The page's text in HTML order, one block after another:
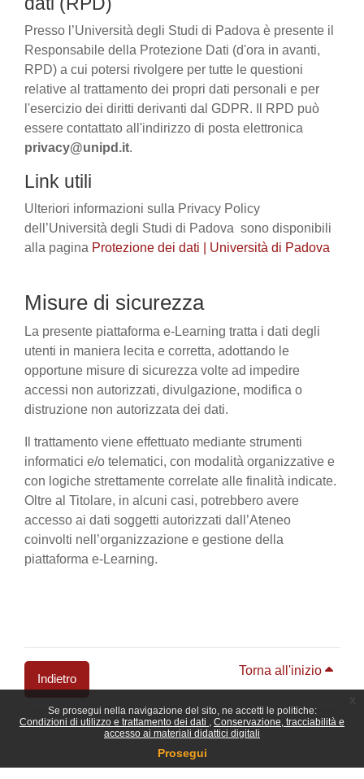
Se prosegui nella navigazione del sito, ne accetti le politiche:
Condizioni di utilizzo e trattamento dei dati
Conservazione, tracciabilità e
accesso ai materiali didattici digitali
Prosegui
Presso l’Università degli Studi di Padova è presente il
Responsabile della Protezione Dati (d'ora in avanti,
RPD) a cui potersi rivolgere per tutte le questioni
relative al trattamento dei propri dati personali e per
l'esercizio dei diritti derivanti dal GDPR. Il RPD può
essere contattato all'indirizzo di posta elettronica
privacy@unipd.it.
Link utili
Ulteriori informazioni sulla Privacy Policy
dell’Università degli Studi di Padova sono disponibili
alla pagina Protezione dei dati | Università di Padova
Misure di sicurezza
La presente piattaforma e-Learning tratta i dati degli
utenti in maniera lecita e corretta, adottando le
opportune misure di sicurezza volte ad impedire
accessi non autorizzati, divulgazione, modifica o
distruzione non autorizzata dei dati.
Il trattamento viene effettuato mediante strumenti
informatici e/o telematici, con modalità organizzative e
con logiche strettamente correlate alle finalità indicate.
Oltre al Titolare, in alcuni casi, potrebbero avere
accesso ai dati soggetti autorizzati dall’Ateneo
coinvolti nell’organizzazione e gestione della
piattaforma e-Learning.
Indietro
Torna all'inizio
Blocchi